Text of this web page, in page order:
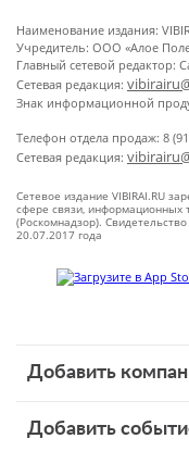
Наименование издания:
Учредитель: ООО «Алое Поле
Главный сетевой редактор:
Сетевая редакция:
Знак информационной
Телефон отдела продаж: 8
Сетевая редакция:
Сетевое издание VIBIRAI.RU
сфере связи, информационных
(Роскомнадзор).
20.07.2017 года
Добавить
Добавить